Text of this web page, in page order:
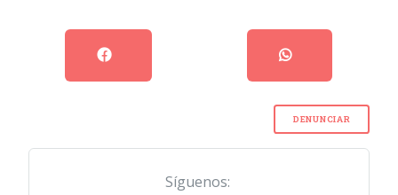
DENUNCIAR
Síguenos: